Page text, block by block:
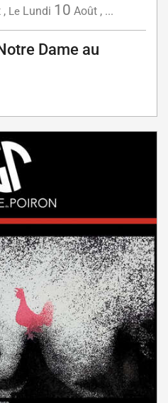
, Le Lundi 10 Août , ...
Dame au